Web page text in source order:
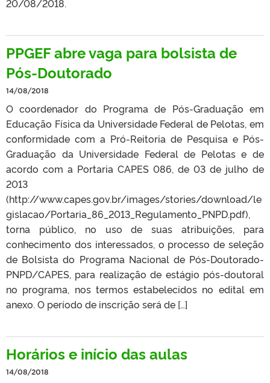
20/08/2018.
PPGEF abre vaga para bolsista de
Pós-Doutorado
14/08/2018
O coordenador do Programa de Pós-Graduação em
Educação Física da Universidade Federal de Pelotas, em
conformidade com a Pró-Reitoria de Pesquisa e Pós-
Graduação da Universidade Federal de Pelotas e de
acordo com a Portaria CAPES 086, de 03 de julho de
2013
(http://www.capes.gov.br/images/stories/download/le
gislacao/Portaria_86_2013_Regulamento_PNPD.pdf),
torna público, no uso de suas atribuições, para
conhecimento dos interessados, o processo de seleção
de Bolsista do Programa Nacional de Pós-Doutorado-
PNPD/CAPES, para realização de estágio pós-doutoral
no programa, nos termos estabelecidos no edital em
anexo. O período de inscrição será de […]
Horários e início das aulas
14/08/2018